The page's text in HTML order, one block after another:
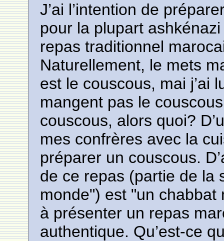
J’ai l’intention de
pour la plupart
repas traditionnel
Naturellement, le mets
est le couscous, mai j’ai
mangent pas le
couscous, alors quoi?
mes confrères avec la
préparer un couscous.
de ce repas (partie de la
monde") est "un
à présenter un repas
authentique. Qu’est-ce